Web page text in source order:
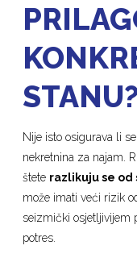
STANU?
Nije isto osigurava li
nekretnina za najam.
štete razlikuju se od
može imati veći rizik
seizmički osjetljivijem
potres.